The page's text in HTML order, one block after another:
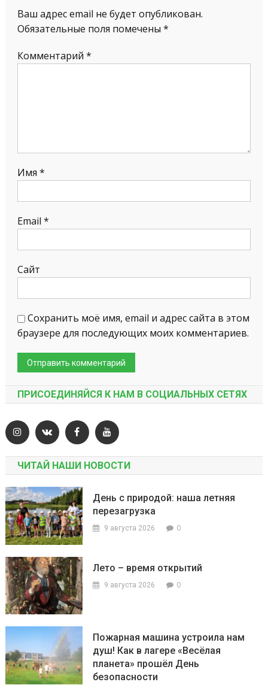
Ваш адрес email не будет опубликован.
Обязательные поля помечены *
Комментарий *
Имя *
Email *
Сайт
Сохранить моё имя, email и адрес сайта в этом
браузере для последующих моих комментариев.
ПРИСОЕДИНЯЙСЯ К НАМ В СОЦИАЛЬНЫХ СЕТЯХ
ЧИТАЙ НАШИ НОВОСТИ
День с природой: наша летняя
перезагрузка
9 августа 2026 0
Лето – время открытий
9 августа 2026 0
Пожарная машина устроила нам
душ! Как в лагере «Весёлая
планета» прошёл День
безопасности